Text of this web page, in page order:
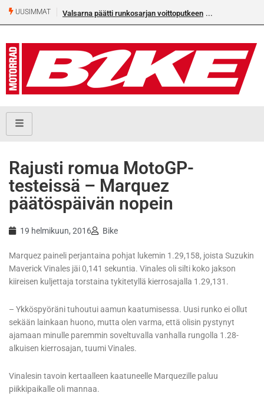
UUSIMMAT Valsarna päätti runkosarjan voittoputkeen
Rajusti romua MotoGP-
testeissä – Marquez
päätöspäivän nopein
19 helmikuun, 2016 Bike
Marquez paineli perjantaina pohjat lukemin 1.29,158, joista Suzukin
Maverick Vinales jäi 0,141 sekuntia. Vinales oli silti koko jakson
kiireisen kuljettaja torstaina tykitetyllä kierrosajalla 1.29,131.
– Ykköspyöräni tuhoutui aamun kaatumisessa. Uusi runko ei ollut
sekään lainkaan huono, mutta olen varma, että olisin pystynyt
ajamaan minulle paremmin soveltuvalla vanhalla rungolla 1.28-
alkuisen kierrosajan, tuumi Vinales.
Vinalesin tavoin kertaalleen kaatuneelle Marquezille paluu
piikkipaikalle oli mannaa.